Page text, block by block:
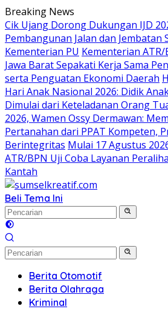
Langsung
ke
konten
Breaking News
Cik Ujang Dorong Dukungan IJD
Pembangunan Jalan dan Jembatan
Kementerian PU Kementerian ATR/
Jawa Barat Sepakati Kerja Sama
serta Penguatan Ekonomi Daerah
Hari Anak Nasional 2026: Didik
Dimulai dari Keteladanan Orang
2026, Wamen Ossy Dermawan:
Pertanahan dari PPAT Kompeten,
Berintegritas Mulai 17 Agustus
ATR/BPN Uji Coba Layanan
Kantah
Beli Tema Ini
Berita Otomotif
Berita Olahraga
Kriminal